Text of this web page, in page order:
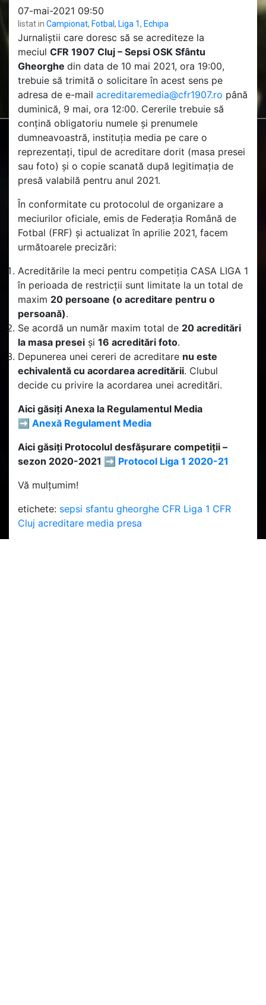
07-mai-2021 09:50
listat in Campionat, Fotbal , Liga 1, Echipa
Jurnaliștii care doresc să se acrediteze la
meciul CFR 1907 Cluj – Sepsi OSK Sfântu
Gheorghe din data de 10 mai 2021, ora 19:00,
trebuie să trimită o solicitare în acest sens pe
adresa de e-mail acreditaremedia@cfr1907.ro până
duminică, 9 mai, ora 12:00. Cererile trebuie să
conțină obligatoriu numele și prenumele
dumneavoastră, instituția media pe care o
reprezentați, tipul de acreditare dorit (masa presei
sau foto) și o copie scanată după legitimația de
presă valabilă pentru anul 2021.
În conformitate cu protocolul de organizare a
meciurilor oficiale, emis de Federația Română de
Fotbal (FRF) și actualizat în aprilie 2021, facem
următoarele precizări:
Acreditările la meci pentru competiția CASA LIGA 1
în perioada de restricții sunt limitate la un total de
maxim 20 persoane (o acreditare pentru o
persoană).
Se acordă un număr maxim total de 20 acreditări
la masa presei și 16 acreditări foto.
Depunerea unei cereri de acreditare nu este
echivalentă cu acordarea acreditării. Clubul
decide cu privire la acordarea unei acreditări.
Aici găsiți Anexa la Regulamentul Media
➡️ Anexă Regulament Media
Aici găsiți Protocolul desfășurare competiții –
sezon 2020-2021 ➡️ Protocol Liga 1 2020-21
Vă mulțumim!
etichete: sepsi sfantu gheorghe CFR Liga 1 CFR
Cluj acreditare media presa